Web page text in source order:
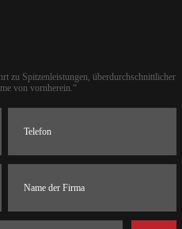
zu Spitzenleistungen, überdurchschnittlicher
von vornherein.“